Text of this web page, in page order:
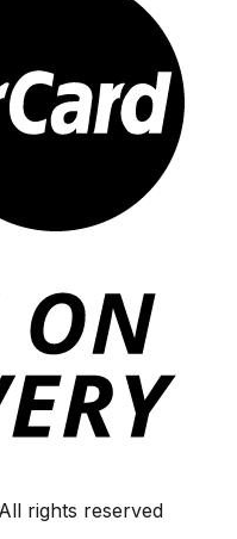
rights reserved